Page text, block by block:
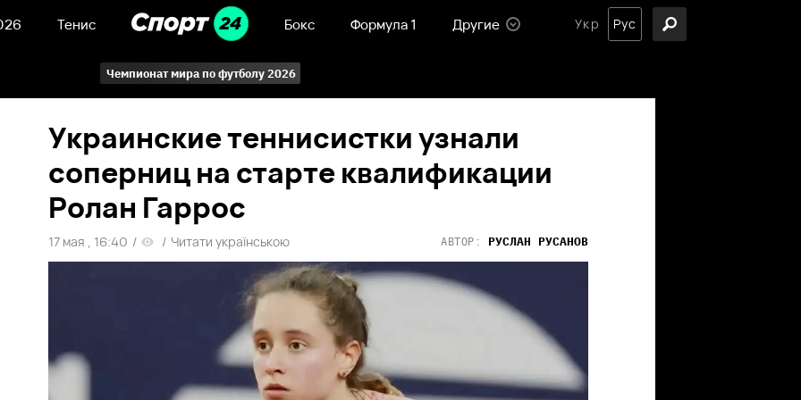
Тенис Бокс Формула 1 Другие Укр Рус
Чемпионат мира по футболу 2026
Украинские теннисистки узнали
соперниц на старте квалификации
Ролан Гаррос
17 мая , 16:40 / / Читати українською АВТОР: РУСЛАН РУСАНОВ